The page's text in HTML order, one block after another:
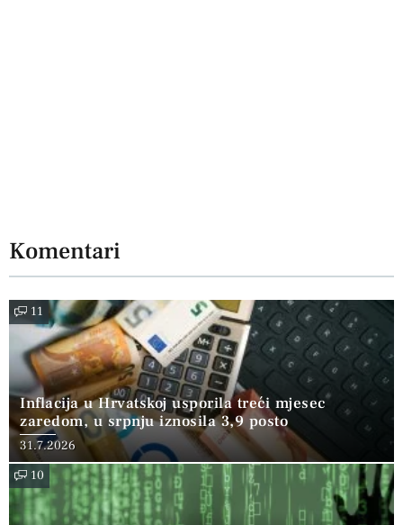
Komentari
11
Inflacija u Hrvatskoj usporila treći mjesec
zaredom, u srpnju iznosila 3,9 posto
31.7.2026
10